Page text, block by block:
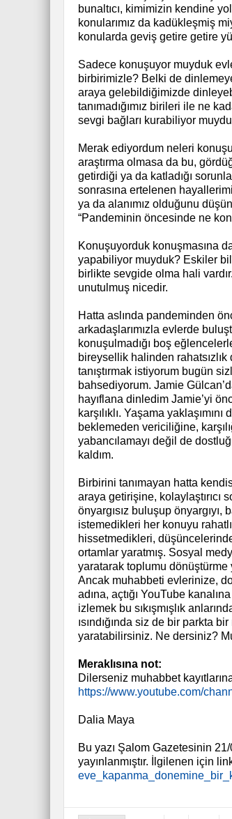
bunaltıcı, kimimizin kendine
konularımız da kadükleşmiş
konularda geviş getire getire
Sadece konuşuyor muyduk
birbirimizle? Belki de
araya gelebildiğimizde
tanımadığımız birileri ile ne
sevgi bağları kurabiliyor
Merak ediyordum neleri
araştırma olmasa da bu,
getirdiği ya da katladığı
sonrasına ertelenen
ya da alanımız olduğunu
“Pandeminin öncesinde ne
Konuşuyorduk konuşmasına
yapabiliyor muyduk? Eskiler
birlikte sevgide olma hali
unutulmuş nicedir.
Hatta aslında pandeminden
arkadaşlarımızla evlerde
konuşulmadığı boş
bireysellik halinden
tanıştırmak istiyorum bugün
bahsediyorum. Jamie
hayıflana dinledim Jamie’yi
karşılıklı. Yaşama
beklemeden vericiliğine,
yabancılamayı değil de
kaldım.
Birbirini tanımayan hatta
araya getirişine, kolaylaştırıcı
önyargısız buluşup
istemedikleri her konuyu
hissetmedikleri,
ortamlar yaratmış. Sosyal
yaratarak toplumu dönüştürme
Ancak muhabbeti evlerinize,
adına, açtığı YouTube
izlemek bu sıkışmışlık
ısındığında siz de bir parkta
yaratabilirsiniz. Ne dersiniz?
Meraklısına not:
Dilerseniz muhabbet
https://www.youtube.com/
Dalia Maya
Bu yazı Şalom Gazetesinin
yayınlanmıştır. İlgilenen için